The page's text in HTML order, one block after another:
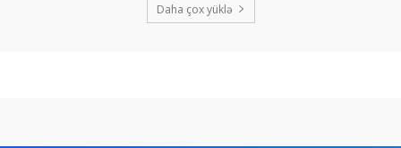
Daha çox yüklə